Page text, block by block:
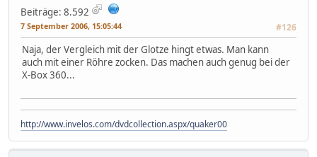
Beiträge: 8.592
7 September 2006, 15:05:44 #126
Naja, der Vergleich mit der Glotze hingt etwas. Man kann
auch mit einer Röhre zocken. Das machen auch genug bei der
X-Box 360...
http://www.invelos.com/dvdcollection.aspx/quaker00